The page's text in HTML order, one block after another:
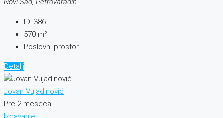
Novi Sad, Petrovaradin
ID: 386
570 m²
Poslovni prostor
Detalji
Jovan Vujadinović
Pre 2 meseca
Izdavanje